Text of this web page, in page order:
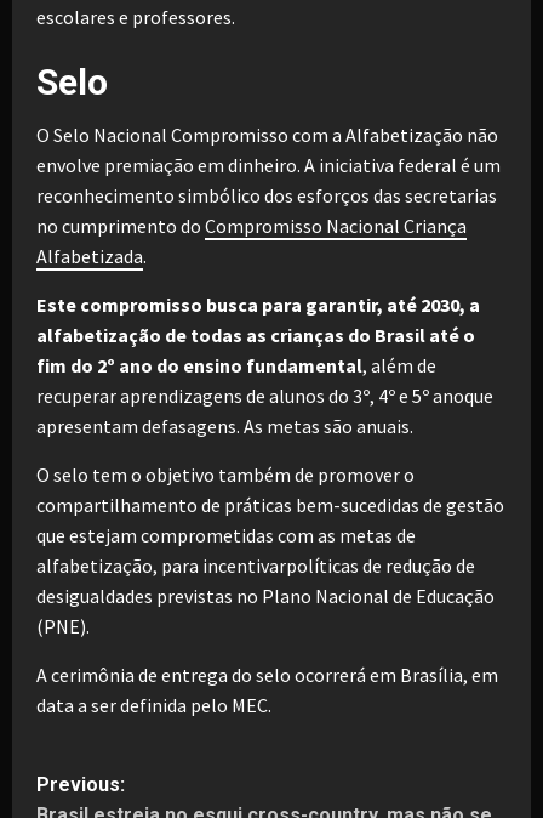
escolares e professores.
Selo
O Selo Nacional Compromisso com a Alfabetização não
envolve premiação em dinheiro. A iniciativa federal é um
reconhecimento simbólico dos esforços das secretarias
no cumprimento do Compromisso Nacional Criança
Alfabetizada.
Este compromisso busca para garantir, até 2030, a
alfabetização de todas as crianças do Brasil até o
fim do 2º ano do ensino fundamental, além de
recuperar aprendizagens de alunos do 3º, 4º e 5º anoque
apresentam defasagens. As metas são anuais.
O selo tem o objetivo também de promover o
compartilhamento de práticas bem-sucedidas de gestão
que estejam comprometidas com as metas de
alfabetização, para incentivarpolíticas de redução de
desigualdades previstas no Plano Nacional de Educação
(PNE).
A cerimônia de entrega do selo ocorrerá em Brasília, em
data a ser definida pelo MEC.
P
Previous: